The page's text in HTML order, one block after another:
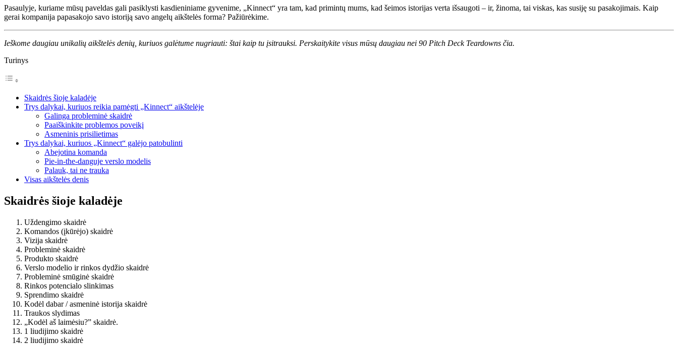
Pasaulyje, kuriame mūsų paveldas gali pasiklysti kasdieniniame gyvenime, „Kinnect“ yra tam, kad primintų mums, kad šeimos istorijas verta išsaugoti – ir, žinoma, tai viskas, kas susiję su pasakojimais. Kaip
gerai kompanija papasakojo savo istoriją savo angelų aikštelės forma? Pažiūrėkime.
Ieškome daugiau unikalių aikštelės denių, kuriuos galėtume nugriauti: štai kaip tu įsitrauksi. Perskaitykite visus mūsų daugiau nei 90 Pitch Deck Teardowns čia.
Turinys
Skaidrės šioje kaladėje
Trys dalykai, kuriuos reikia pamėgti „Kinnect“ aikštelėje
Galinga probleminė skaidrė
Paaiškinkite problemos poveikį
Asmeninis prisilietimas
Trys dalykai, kuriuos „Kinnect“ galėjo patobulinti
Abejotina komanda
Pie-in-the-danguje verslo modelis
Palauk, tai ne trauka
Visas aikštelės denis
Skaidrės šioje kaladėje
Uždengimo skaidrė
Komandos (įkūrėjo) skaidrė
Vizija skaidrė
Probleminė skaidrė
Produkto skaidrė
Verslo modelio ir rinkos dydžio skaidrė
Probleminė smūginė skaidrė
Rinkos potencialo slinkimas
Sprendimo skaidrė
Kodėl dabar / asmeninė istorija skaidrė
Traukos slydimas
„Kodėl aš laimėsiu?” skaidrė.
1 liudijimo skaidrė
2 liudijimo skaidrė